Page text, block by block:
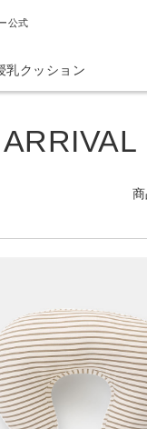
公式
乳クッション
ARRIVAL